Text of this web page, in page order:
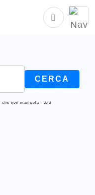
che non manipola i dati